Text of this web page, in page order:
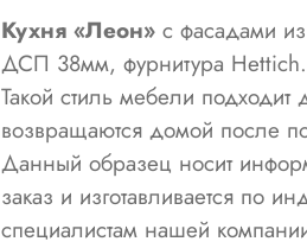
Кухня «Леон» с фасадами
ДСП 38мм, фурнитура Hettich.
Такой стиль мебели
возвращаются домой после
Данный образец носит
заказ и изготавливается по
специалистам нашей